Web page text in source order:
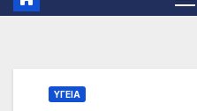
ΥΓΕΙΑ